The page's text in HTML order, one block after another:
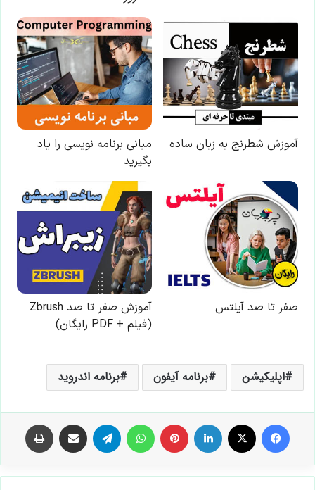
اپلیکیشن برنامه آیفون برنامه اندروید
فیس بوک لینکدین ‫پین‌ترست تلگرام اشتراک گذاری از طریق ایمیل